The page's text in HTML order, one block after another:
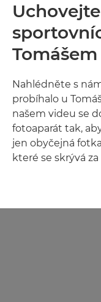
Nahlédněte s
probíhalo u
našem videu se
fotoaparát tak,
jen obyčejná
které se skrývá